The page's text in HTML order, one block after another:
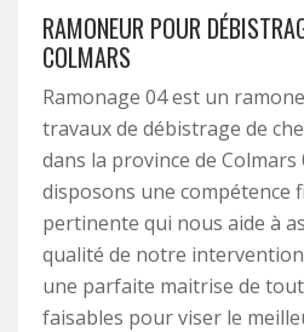
RAMONEUR POUR
COLMARS
Ramonage 04 est un
travaux de débistrage de
dans la province de Colmars
disposons une compétence
pertinente qui nous aide à
qualité de notre
une parfaite maitrise de
faisables pour viser le